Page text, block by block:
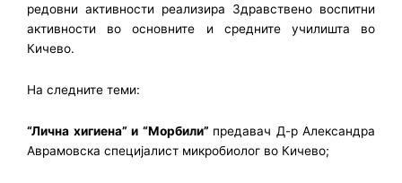
редовни активности реализира Здравствено воспитни
активности во основните и средните училишта во
Кичево.
На следните теми:
“Лична хигиена” и “Морбили” предавач Д-р Александра
Аврамовска специјалист микробиолог во Кичево;